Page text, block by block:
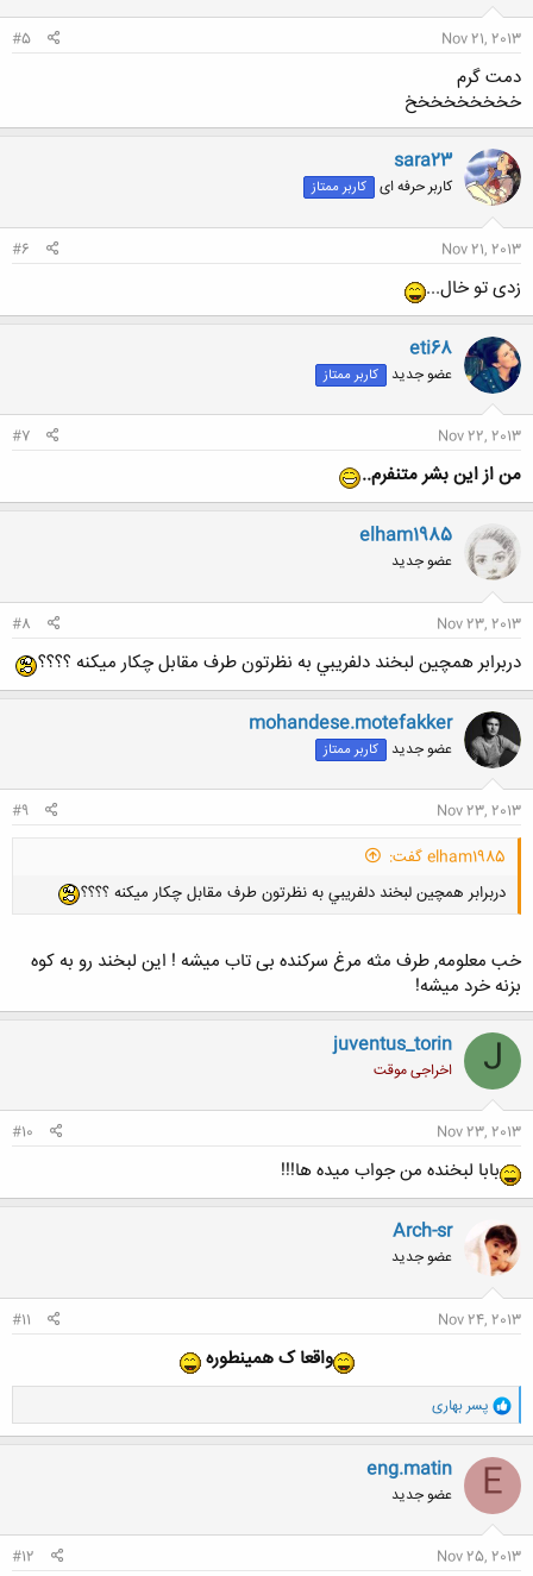
Nov 21, 2013
#5
دمت گرم
خخخخخخخخخ
sara23
کاربر حرفه ای کاربر ممتاز
Nov 21, 2013
#6
زدی تو خال...
eti68
عضو جدید کاربر ممتاز
Nov 22, 2013
#7
من از این بشر متنفرم..
elham1985
عضو جدید
Nov 23, 2013
#8
دربرابر همچين لبخند دلفريبي به نظرتون طرف مقابل چكار ميكنه ؟؟؟؟
mohandese.motefakker
عضو جدید کاربر ممتاز
Nov 23, 2013
#9
elham1985 گفت:
دربرابر همچين لبخند دلفريبي به نظرتون طرف مقابل چكار ميكنه ؟؟؟؟
خب معلومه, طرف مثه مرغ سرکنده بی تاب میشه ! این لبخند رو به کوه
بزنه خرد میشه!
J
juventus_torin
اخراجی موقت
Nov 23, 2013
#10
بابا لبخنده من جواب میده ها!!!
Arch-sr
عضو جدید
Nov 24, 2013
#11
واقعا ک همینطوره
و
ا
ک
ن
ش
ه
ا
پسر بهاری
E
eng.matin
عضو جدید
Nov 25, 2013
#12